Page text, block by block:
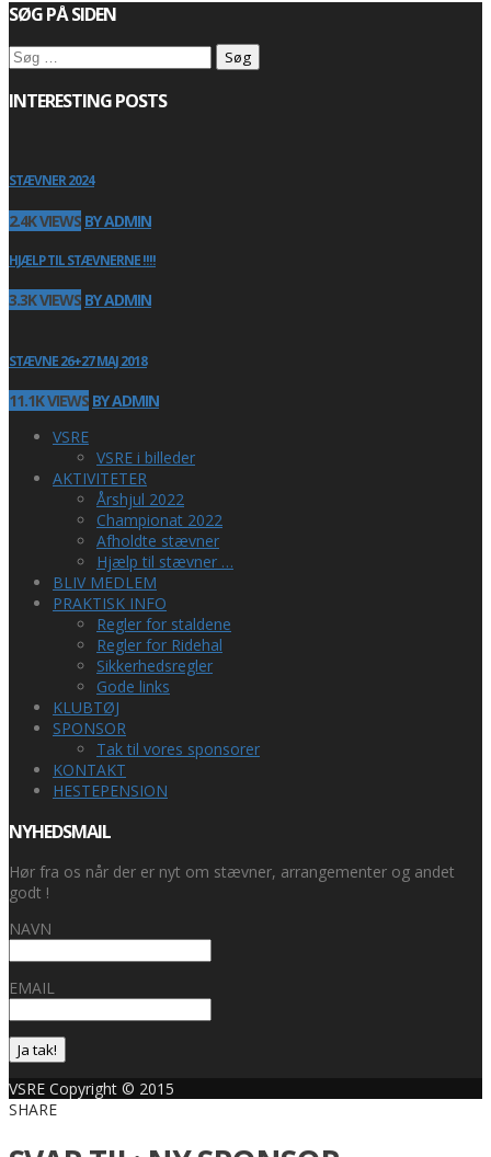
SØG PÅ SIDEN
Søg
efter:
INTERESTING POSTS
STÆVNER 2024
2.4K VIEWS BY ADMIN
HJÆLP TIL STÆVNERNE !!!!
3.3K VIEWS BY ADMIN
STÆVNE 26+27 MAJ 2018
11.1K VIEWS BY ADMIN
VSRE
VSRE i billeder
AKTIVITETER
Årshjul 2022
Championat 2022
Afholdte stævner
Hjælp til stævner …
BLIV MEDLEM
PRAKTISK INFO
Regler for staldene
Regler for Ridehal
Sikkerhedsregler
Gode links
KLUBTØJ
SPONSOR
Tak til vores sponsorer
KONTAKT
HESTEPENSION
NYHEDSMAIL
Hør fra os når der er nyt om stævner, arrangementer og andet
godt !
NAVN
EMAIL
Ja tak!
VSRE Copyright © 2015
SHARE